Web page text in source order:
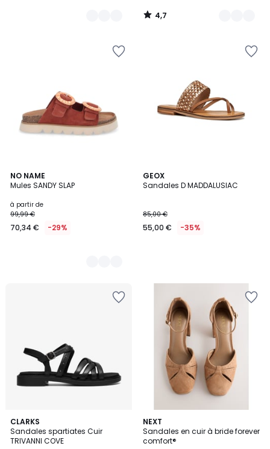
4,7
/
NO NAME
Mules SANDY SLAP
à partir de
99,99 €
70,34 € -29%
2
Couleurs
GEOX
Sandales D MADDALUSIAC
85,00 €
55,00 € -35%
CLARKS
Sandales spartiates Cuir
TRIVANNI COVE
NEXT
Sandales en cuir à bride forever
comfort®
2
Couleurs